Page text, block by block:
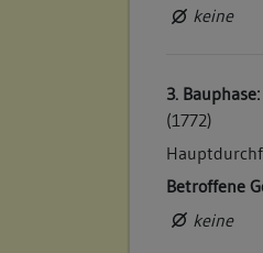
keine
3. Bauphase:
(1772)
Betroffene
keine